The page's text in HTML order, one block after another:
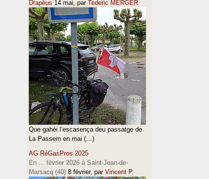
Drapèus 14 mai, par Tederic MERGER
Que gahèi l’escasença deu passatge de
La Passem en mai (…)
AG RéGasPros 2025
En ... février 2026 à Saint-Jean-de-
Marsacq (40) 8 février, par Vincent P.